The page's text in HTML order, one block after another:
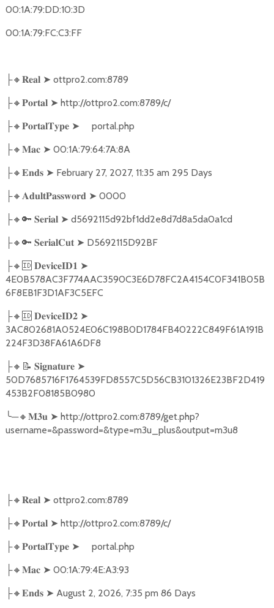
00:1A:79:DD:10:3D
00:1A:79:FC:C3:FF
├🔸 𝐑𝐞𝐚𝐥 ➤ ottpro2.com:8789
├🔸 𝐏𝐨𝐫𝐭𝐚𝐥 ➤ http://ottpro2.com:8789/c/
├🔸 𝐏𝐨𝐫𝐭𝐚𝐥𝐓𝐲𝐩𝐞 ➤ portal.php
├🔸 𝐌𝐚𝐜 ➤ 00:1A:79:64:7A:8A
├🔸 𝐄𝐧𝐝𝐬 ➤ February 27, 2027, 11:35 am 295 Days
├🔸 𝐀𝐝𝐮𝐥𝐭𝐏𝐚𝐬𝐬𝐰𝐨𝐫𝐝 ➤ 0000
├🔸🔑 𝐒𝐞𝐫𝐢𝐚𝐥 ➤ d5692115d92bf1dd2e8d7d8a5da0a1cd
├🔸🔑 𝐒𝐞𝐫𝐢𝐚𝐥𝐂𝐮𝐭 ➤ D5692115D92BF
├🔸🆔 𝐃𝐞𝐯𝐢𝐜𝐞𝐈𝐃𝟏 ➤
4E0B578AC3F774AAC3590C3E6D78FC2A4154C0F341B05B
6F8EB1F3D1AF3C5EFC
├🔸🆔 𝐃𝐞𝐯𝐢𝐜𝐞𝐈𝐃𝟐 ➤
3AC802681A0524E06C198B0D1784FB40222C849F61A191B
224F3D38FA61A6DF8
├🔸📝 𝐒𝐢𝐠𝐧𝐚𝐭𝐮𝐫𝐞 ➤
50D7685716F1764539FD8557C5D56CB3101326E23BF2D419
453B2F08185B0980
╰─🔸 𝐌𝟑𝐮 ➤ http://ottpro2.com:8789/get.php?
username=&password=&type=m3u_plus&output=m3u8
├🔸 𝐑𝐞𝐚𝐥 ➤ ottpro2.com:8789
├🔸 𝐏𝐨𝐫𝐭𝐚𝐥 ➤ http://ottpro2.com:8789/c/
├🔸 𝐏𝐨𝐫𝐭𝐚𝐥𝐓𝐲𝐩𝐞 ➤ portal.php
├🔸 𝐌𝐚𝐜 ➤ 00:1A:79:4E:A3:93
├🔸 𝐄𝐧𝐝𝐬 ➤ August 2, 2026, 7:35 pm 86 Days